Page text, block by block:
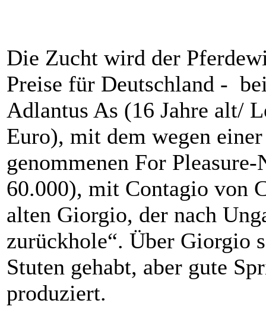
Die Zucht wird der
Preise für Deutschland -
Adlantus As (16 Jahre alt/
Euro), mit dem wegen
genommenen For
60.000), mit Contagio von
alten Giorgio, der nach
zurückhole“. Über Giorgio
Stuten gehabt, aber gute
produziert.